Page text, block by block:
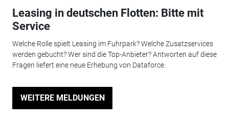
Leasing in deutschen Flotten: Bitte mit
Service
Welche Rolle spielt Leasing im Fuhrpark? Welche Zusatzservices
werden gebucht? Wer sind die Top-Anbieter? Antworten auf diese
Fragen liefert eine neue Erhebung von Dataforce.
WEITERE MELDUNGEN